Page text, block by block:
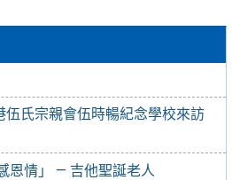
伍氏宗親會伍時暢紀念學校來訪
恩情」 — 吉他聖誕老人